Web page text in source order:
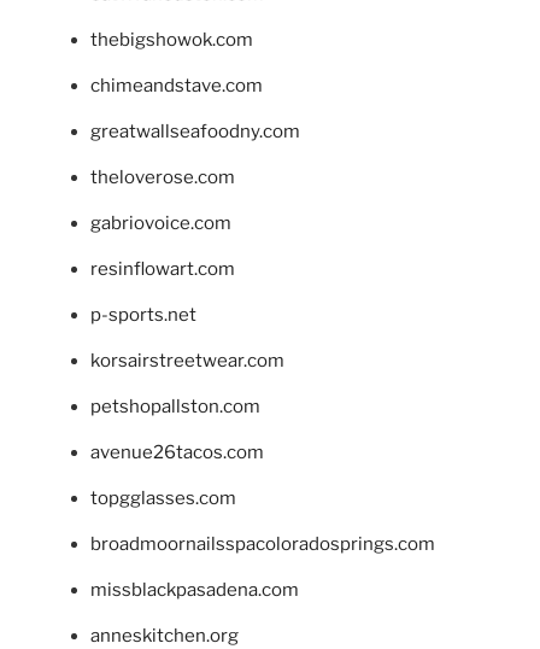
thebigshowok.com
chimeandstave.com
greatwallseafoodny.com
theloverose.com
gabriovoice.com
resinflowart.com
p-sports.net
korsairstreetwear.com
petshopallston.com
avenue26tacos.com
topgglasses.com
broadmoornailsspacoloradosprings.com
missblackpasadena.com
anneskitchen.org